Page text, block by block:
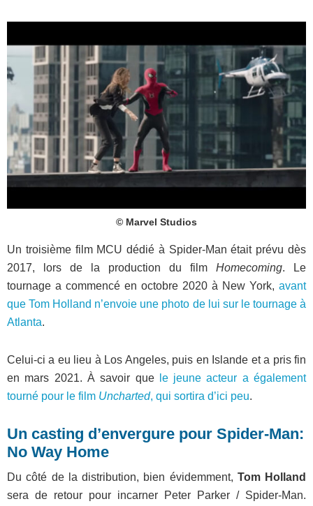
© Marvel Studios
Un troisième film MCU dédié à Spider-Man était prévu dès
2017, lors de la production du film Homecoming. Le
tournage a commencé en octobre 2020 à New York, avant
que Tom Holland n’envoie une photo de lui sur le tournage à
Atlanta.
Celui-ci a eu lieu à Los Angeles, puis en Islande et a pris fin
en mars 2021. À savoir que
le jeune acteur a également
tourné pour le film Uncharted, qui sortira d’ici peu.
Un casting d’envergure pour Spider-Man:
No Way Home
Du côté de la distribution, bien évidemment, Tom Holland
sera de retour pour incarner Peter Parker / Spider-Man.